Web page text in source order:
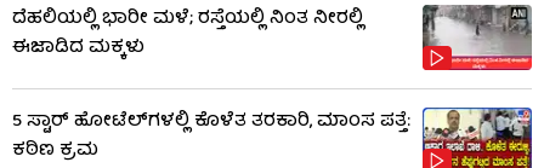
ದೆಹಲಿಯಲ್ಲಿ ಭಾರೀ ಮಳೆ; ರಸ್ತೆಯಲ್ಲಿ ನಿಂತ ನೀರಲ್ಲಿ
ಈಜಾಡಿದ ಮಕ್ಕಳು
5 ಸ್ಟಾರ್ ಹೋಟೆಲ್​​ಗಳಲ್ಲಿ ಕೊಳೆತ ತರಕಾರಿ, ಮಾಂಸ ಪತ್ತೆ:
ಕಠಿಣ ಕ್ರಮ